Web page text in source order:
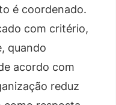
é coordenado.
com critério,
quando
acordo com
reduz